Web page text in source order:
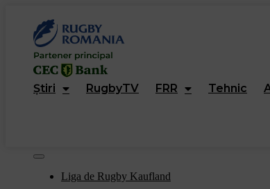
Accessibility
Știri RugbyTV FRR Tehnic
Liga de Rugby Kaufland